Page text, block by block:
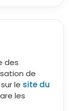
des
de
le site du
les